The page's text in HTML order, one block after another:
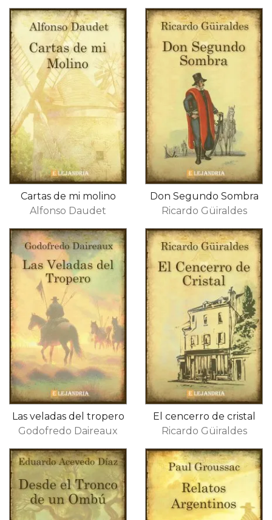
Cartas de mi molino
Alfonso Daudet
Don Segundo Sombra
Ricardo Güiraldes
​Las veladas del tropero
Godofredo Daireaux
​El cencerro de cristal​
Ricardo Güiraldes